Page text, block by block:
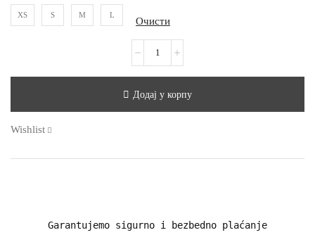
XS S M L
Очисти
Додај у корпу
Wishlist
Garantujemo sigurno i bezbedno plaćanje